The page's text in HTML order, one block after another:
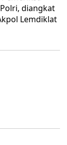
diangkat
Lemdiklat